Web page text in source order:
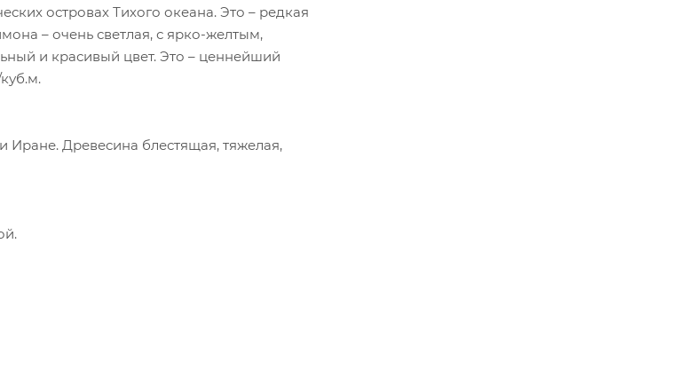
островах Тихого океана. Это – редкая
– очень светлая, с ярко-желтым,
и красивый цвет. Это – ценнейший
Древесина блестящая, тяжелая,